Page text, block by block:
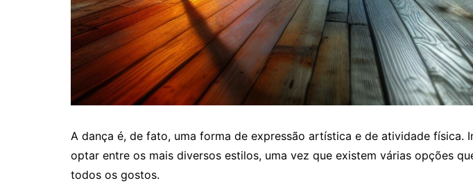
A dança é, de fato, uma forma de expressão artística e de atividade física.
optar entre os mais diversos estilos, uma vez que existem várias opções
todos os gostos.